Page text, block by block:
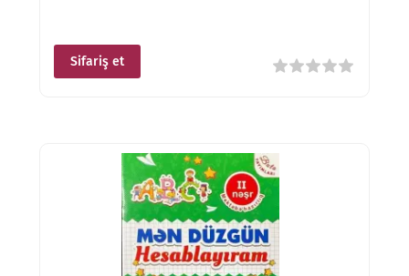
Sifariş et